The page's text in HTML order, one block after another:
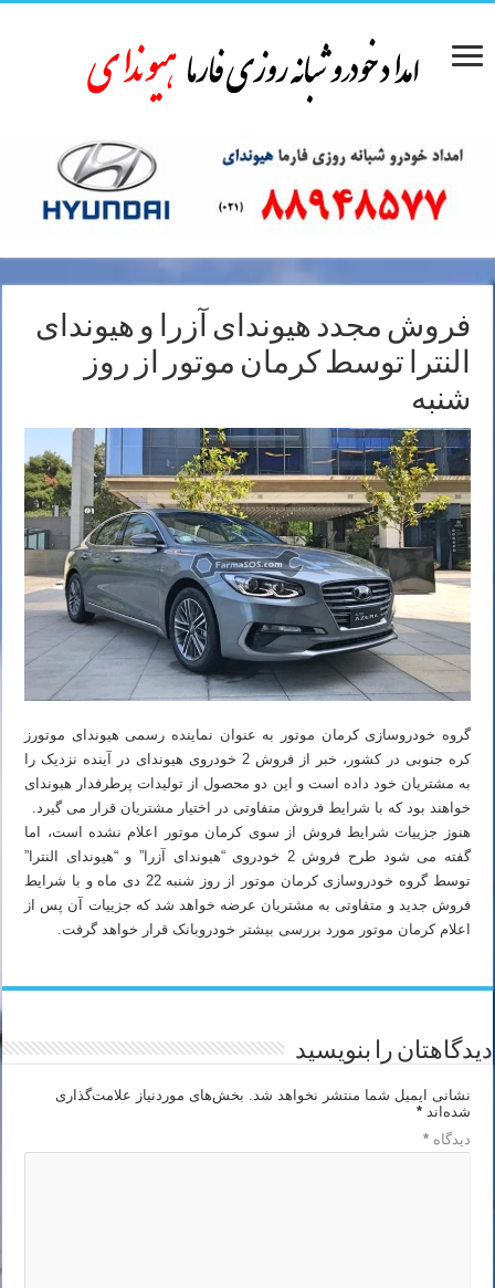
فروش مجدد هیوندای آزرا و هیوندای
النترا توسط کرمان موتور از روز
شنبه
گروه خودروسازی کرمان موتور به عنوان نماینده رسمی هیوندای موتورز
کره جنوبی در کشور، خبر از فروش 2 خودروی هیوندای در آینده نزدیک را
به مشتریان خود داده است و این دو محصول از تولیدات پرطرفدار هیوندای
خواهند بود که با شرایط فروش متفاوتی در اختیار مشتریان قرار می گیرد.
هنوز جزییات شرایط فروش از سوی کرمان موتور اعلام نشده است، اما
گفته می شود طرح فروش 2 خودروی “هیوندای آزرا” و “هیوندای النترا”
توسط گروه خودروسازی کرمان موتور از روز شنبه 22 دی ماه و با شرایط
فروش جدید و متفاوتی به مشتریان عرضه خواهد شد که جزییات آن پس از
اعلام کرمان موتور مورد بررسی بیشتر خودروبانک قرار خواهد گرفت.
دیدگاهتان را بنویسید
نشانی ایمیل شما منتشر نخواهد شد.
بخش‌های موردنیاز علامت‌گذاری
شده‌اند*
دیدگاه*